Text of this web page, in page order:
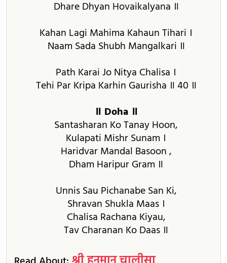
Dhare Dhyan Hovaikalyana ॥
Kahan Lagi Mahima Kahaun Tihari ।
Naam Sada Shubh Mangalkari ॥
Path Karai Jo Nitya Chalisa ।
Tehi Par Kripa Karhin Gaurisha ॥ 40 ॥
॥ Doha ॥
Santasharan Ko Tanay Hoon,
Kulapati Mishr Sunam ।
Haridvar Mandal Basoon ,
Dham Haripur Gram ॥
Unnis Sau Pichanabe San Ki,
Shravan Shukla Maas ।
Chalisa Rachana Kiyau,
Tav Charanan Ko Daas ॥